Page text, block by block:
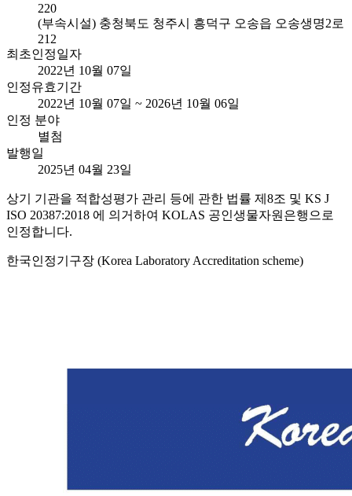
220
(부속시설) 충청북도 청주시 흥덕구 오송읍 오송생명2로
212
최초인정일자
2022년 10월 07일
인정유효기간
2022년 10월 07일 ~ 2026년 10월 06일
인정 분야
별첨
발행일
2025년 04월 23일
상기 기관을 적합성평가 관리 등에 관한 법률 제8조 및 KS J
ISO 20387:2018 에 의거하여 KOLAS 공인생물자원은행으로
인정합니다.
한국인정기구장 (Korea Laboratory Accreditation scheme)